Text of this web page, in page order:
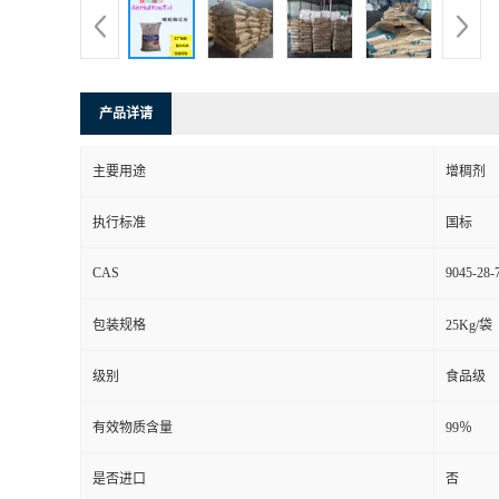
产品详请
主要用途 增稠剂
执行标准 国标
CAS 9045-28-
包装规格 25Kg/袋
级别 食品级
有效物质含量 99％
是否进口 否